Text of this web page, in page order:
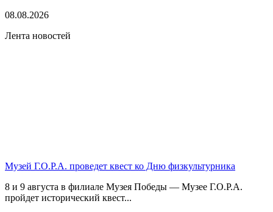
08.08.2026
Лента новостей
Музей Г.О.Р.А. проведет квест ко Дню физкультурника
8 и 9 августа в филиале Музея Победы — Музее Г.О.Р.А.
пройдет исторический квест...